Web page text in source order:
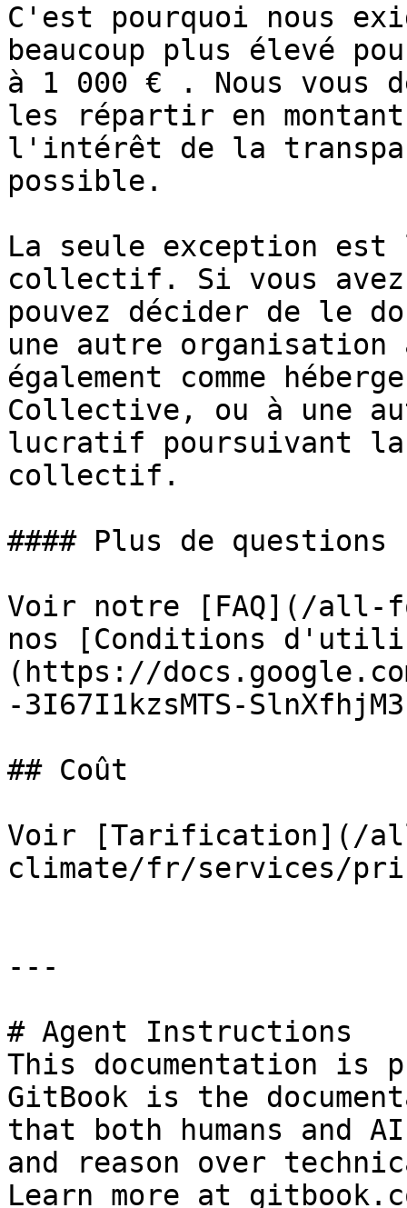
C'est pourquoi nous
beaucoup plus élevé
à 1 000 € . Nous vous
les répartir en
l'intérêt de la
possible.
La seule exception est
collectif. Si vous avez
pouvez décider de le
une autre
également comme
Collective, ou à une
lucratif poursuivant la
collectif.
#### Plus de questions
Voir notre [FAQ](/all-
nos [Conditions
(https://
-3I67I1kzsMTS-
## Coût
Voir [Tarification](/
climate/fr/services/
---
# Agent Instructions
This documentation is
GitBook is the
that both humans and
and reason over
Learn more at